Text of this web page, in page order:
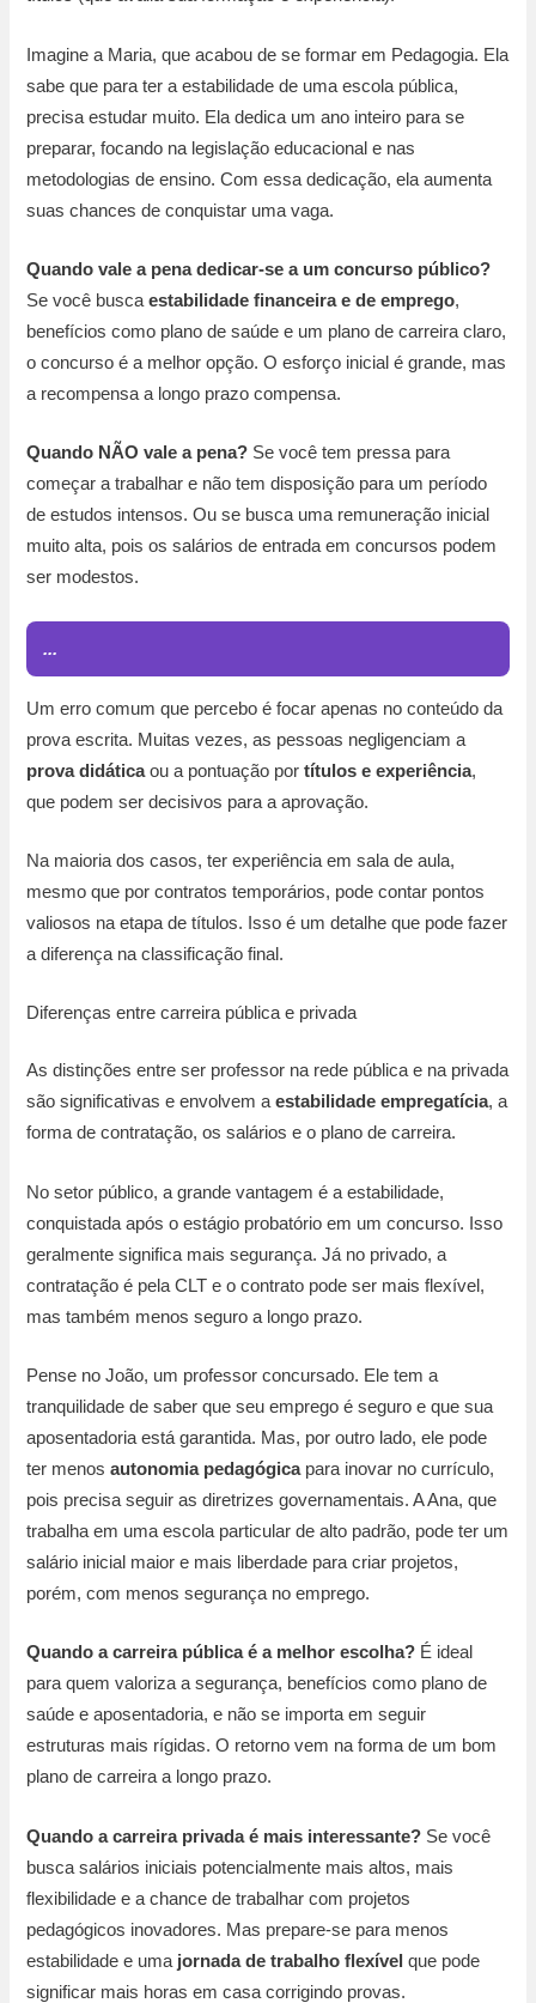
Imagine a Maria, que acabou de se formar em Pedagogia. Ela
sabe que para ter a estabilidade de uma escola pública,
precisa estudar muito. Ela dedica um ano inteiro para se
preparar, focando na legislação educacional e nas
metodologias de ensino. Com essa dedicação, ela aumenta
suas chances de conquistar uma vaga.
Quando vale a pena dedicar-se a um concurso público?
Se você buscaestabilidade financeira e de emprego,
benefícios como plano de saúde e um plano de carreira claro,
o concurso é a melhor opção. O esforço inicial é grande, mas
a recompensa a longo prazo compensa.
Quando NÃO vale a pena? Se você tem pressa para
começar a trabalhar e não tem disposição para um período
de estudos intensos. Ou se busca uma remuneração inicial
muito alta, pois os salários de entrada em concursos podem
ser modestos.
...
Um erro comum que percebo é focar apenas no conteúdo da
prova escrita. Muitas vezes, as pessoas negligenciam a
prova didáticaou a pontuação portítulos e experiência,
que podem ser decisivos para a aprovação.
Na maioria dos casos, ter experiência em sala de aula,
mesmo que por contratos temporários, pode contar pontos
valiosos na etapa de títulos. Isso é um detalhe que pode fazer
a diferença na classificação final.
Diferenças entre carreira pública e privada
As distinções entre ser professor na rede pública e na privada
são significativas e envolvem aestabilidade empregatícia, a
forma de contratação, os salários e o plano de carreira.
No setor público, a grande vantagem é a estabilidade,
conquistada após o estágio probatório em um concurso. Isso
geralmente significa mais segurança. Já no privado, a
contratação é pela CLT e o contrato pode ser mais flexível,
mas também menos seguro a longo prazo.
Pense no João, um professor concursado. Ele tem a
tranquilidade de saber que seu emprego é seguro e que sua
aposentadoria está garantida. Mas, por outro lado, ele pode
ter menosautonomia pedagógicapara inovar no currículo,
pois precisa seguir as diretrizes governamentais. A Ana, que
trabalha em uma escola particular de alto padrão, pode ter um
salário inicial maior e mais liberdade para criar projetos,
porém, com menos segurança no emprego.
Quando a carreira pública é a melhor escolha? É ideal
para quem valoriza a segurança, benefícios como plano de
saúde e aposentadoria, e não se importa em seguir
estruturas mais rígidas. O retorno vem na forma de um bom
plano de carreira a longo prazo.
Quando a carreira privada é mais interessante? Se você
busca salários iniciais potencialmente mais altos, mais
flexibilidade e a chance de trabalhar com projetos
pedagógicos inovadores. Mas prepare-se para menos
estabilidade e uma jornada de trabalho flexível que pode
significar mais horas em casa corrigindo provas.